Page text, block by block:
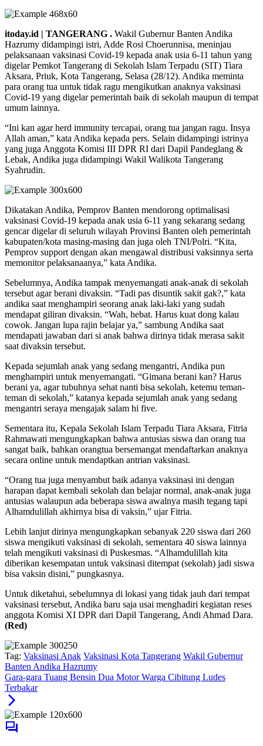
itoday.id | TANGERANG . Wakil Gubernur Banten Andika
Hazrumy didampingi istri, Adde Rosi Choerunnisa, meninjau
pelaksanaan vaksinasi Covid-19 kepada anak usia 6-11 tahun yang
digelar Pemkot Tangerang di Sekolah Islam Terpadu (SIT) Tiara
Aksara, Priuk, Kota Tangerang, Selasa (28/12). Andika meminta
para orang tua untuk tidak ragu mengikutkan anaknya vaksinasi
Covid-19 yang digelar pemerintah baik di sekolah maupun di tempat
umum lainnya.
“Ini kan agar herd immunity tercapai, orang tua jangan ragu. Insya
Allah aman,” kata Andika kepada pers. Selain didampingi istrinya
yang juga Anggota Komisi III DPR RI dari Dapil Pandeglang &
Lebak, Andika juga didampingi Wakil Walikota Tangerang
Syahrudin.
Dikatakan Andika, Pemprov Banten mendorong optimalisasi
vaksinasi Covid-19 kepada anak usia 6-11 yang sekarang sedang
gencar digelar di seluruh wilayah Provinsi Banten oleh pemerintah
kabupaten/kota masing-masing dan juga oleh TNI/Polri. “Kita,
Pemprov support dengan akan mengawal distribusi vaksinnya serta
memonitor pelaksanaanya,” kata Andika.
Sebelumnya, Andika tampak menyemangati anak-anak di sekolah
tersebut agar berani divaksin. “Tadi pas disuntik sakit gak?,” kata
andika saat menghampiri seorang anak laki-laki yang sudah
mendapat giliran divaksin. “Wah, hebat. Harus kuat dong kalau
cowok. Jangan lupa rajin belajar ya,” sambung Andika saat
mendapati jawaban dari si anak bahwa dirinya tidak merasa sakit
saat divaksin tersebut.
Kepada sejumlah anak yang sedang mengantri, Andika pun
menghampiri untuk menyemangati. “Gimana berani kan? Harus
berani ya, agar tubuhnya sehat nanti bisa sekolah, ketemu teman-
teman di sekolah,” katanya kepada sejumlah anak yang sedang
mengantri seraya mengajak salam hi five.
Sementara itu, Kepala Sekolah Islam Terpadu Tiara Aksara, Fitria
Rahmawati mengungkapkan bahwa antusias siswa dan orang tua
sangat baik, bahkan orangtua bersemangat mendaftarkan anaknya
secara online untuk mendaptkan antrian vaksinasi.
“Orang tua juga menyambut baik adanya vaksinasi ini dengan
harapan dapat kembali sekolah dan belajar normal, anak-anak juga
antusias walaupun ada beberapa siswa awalnya masih tegang tapi
Alhamdulillah akhirnya bisa di vaksin,” ujar Fitria.
Lebih lanjut dirinya mengungkapkan sebanyak 220 siswa dari 260
siswa mengikuti vaksinasi di sekolah, sementara 40 siswa lainnya
telah mengikuti vaksinasi di Puskesmas. “Alhamdulillah kita
diberikan kesempatan untuk vaksinasi ditempat (sekolah) jadi siswa
bisa vaksin disini,” pungkasnya.
Untuk diketahui, sebelumnya di lokasi yang tidak jauh dari tempat
vaksinasi tersebut, Andika baru saja usai menghadiri kegiatan reses
anggota Komisi XI DPR dari Dapil Tangerang, Andi Ahmad Dara.
(Red)
Tag: Vaksinasi Anak Vaksinasi Kota Tangerang Wakil Gubernur
Banten Andika Hazrumy
Gara-gara Tuang Bensin Dua Motor Warga Cibitung Ludes
Terbakar